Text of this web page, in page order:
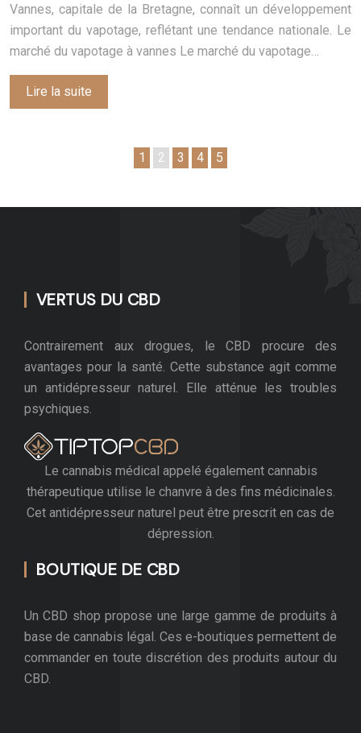
Vannes, capitale de la Bretagne, connaît un développement
important du vapotage, reflétant une tendance nationale. Le
marché du vapotage à vannes Le marché du vapotage…
Lire la suite
1 2 3 4 5
VERTUS DU CBD
Contrairement aux drogues, le CBD procure des
avantages pour la santé. Cette substance agit comme
un antidépresseur naturel. Elle atténue les troubles
psychiques.
Le cannabis médical appelé également cannabis
thérapeutique utilise le chanvre à des fins médicinales.
Cet antidépresseur naturel peut être prescrit en cas de
dépression.
BOUTIQUE DE CBD
Un CBD shop propose une large gamme de produits à
base de cannabis légal. Ces e-boutiques permettent de
commander en toute discrétion des produits autour du
CBD.